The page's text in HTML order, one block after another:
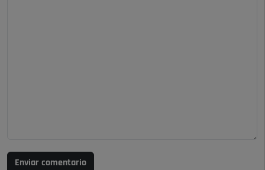
Enviar comentario